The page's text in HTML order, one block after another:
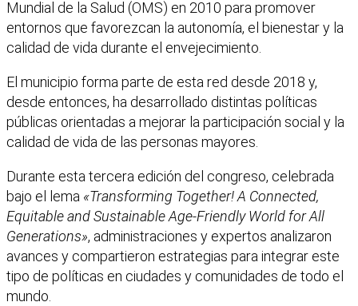
Mundial de la Salud (OMS) en 2010 para promover
entornos que favorezcan la autonomía, el bienestar y la
calidad de vida durante el envejecimiento.
El municipio forma parte de esta red desde 2018 y,
desde entonces, ha desarrollado distintas políticas
públicas orientadas a mejorar la participación social y la
calidad de vida de las personas mayores.
Durante esta tercera edición del congreso, celebrada
bajo el lema «Transforming Together! A Connected,
Equitable and Sustainable Age-Friendly World for All
Generations», administraciones y expertos analizaron
avances y compartieron estrategias para integrar este
tipo de políticas en ciudades y comunidades de todo el
mundo.